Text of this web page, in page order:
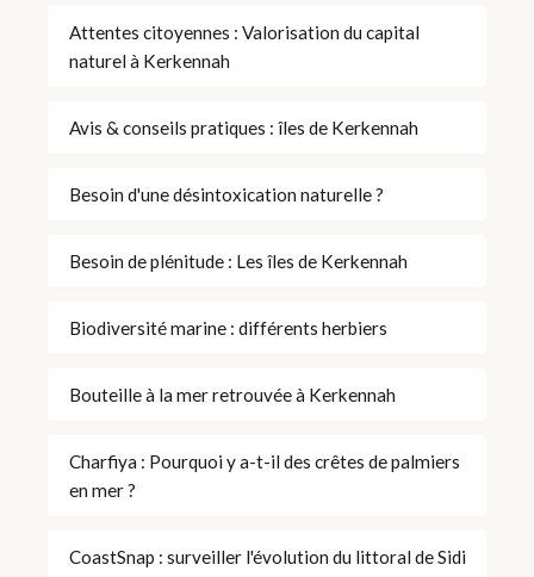
Attentes citoyennes : Valorisation du capital
naturel à Kerkennah
Avis & conseils pratiques : îles de Kerkennah
Besoin d'une désintoxication naturelle ?
Besoin de plénitude : Les îles de Kerkennah
Biodiversité marine : différents herbiers
Bouteille à la mer retrouvée à Kerkennah
Charfiya : Pourquoi y a-t-il des crêtes de palmiers
en mer ?
CoastSnap : surveiller l'évolution du littoral de Sidi